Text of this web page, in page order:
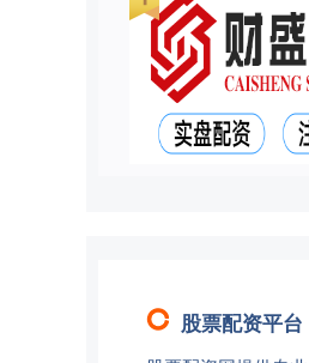
股票配资平台